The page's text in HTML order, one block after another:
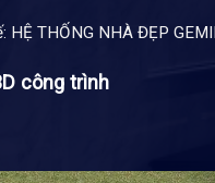
THỐNG NHÀ ĐẸP
công trình